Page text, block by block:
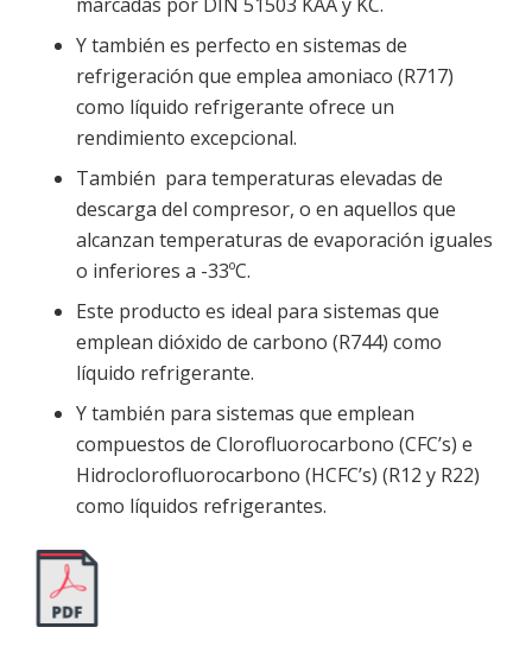
Y también es perfecto en sistemas de
refrigeración que emplea amoniaco (R717)
como líquido refrigerante ofrece un
rendimiento excepcional.
También para temperaturas elevadas de
descarga del compresor, o en aquellos que
alcanzan temperaturas de evaporación iguales
o inferiores a -33ºC.
Este producto es ideal para sistemas que
emplean dióxido de carbono (R744) como
líquido refrigerante.
Y también para sistemas que emplean
compuestos de Clorofluorocarbono (CFC’s) e
Hidroclorofluorocarbono (HCFC’s) (R12 y R22)
como líquidos refrigerantes.